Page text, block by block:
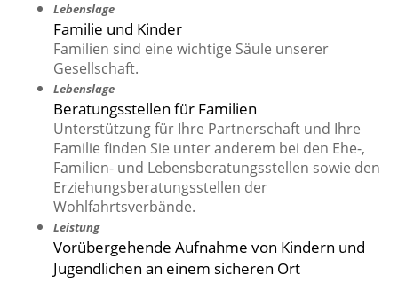
Lebenslage
Familie und Kinder
Familien sind eine wichtige Säule unserer
Gesellschaft.
Lebenslage
Beratungsstellen für Familien
Unterstützung für Ihre Partnerschaft und Ihre
Familie finden Sie unter anderem bei den Ehe-,
Familien- und Lebensberatungsstellen sowie den
Erziehungsberatungsstellen der
Wohlfahrtsverbände.
Leistung
Vorübergehende Aufnahme von Kindern und
Jugendlichen an einem sicheren Ort